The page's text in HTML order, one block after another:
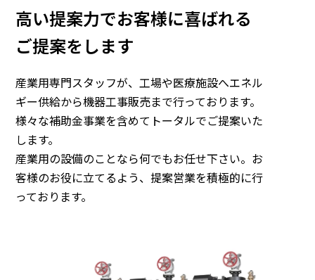
高い提案力でお客様に喜ばれる
ご提案をします
産業用専門スタッフが、工場や医療施設へエネル
ギー供給から機器工事販売まで行っております。
様々な補助金事業を含めてトータルでご提案いた
します。
産業用の設備のことなら何でもお任せ下さい。お
客様のお役に立てるよう、提案営業を積極的に行
っております。